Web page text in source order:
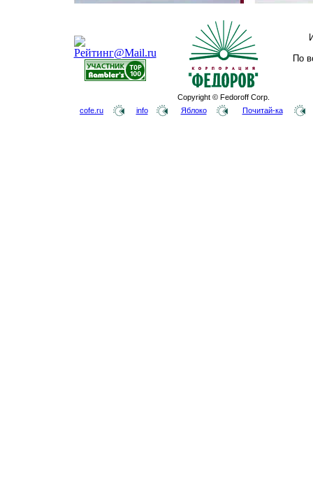
Copyright © Fedoroff Corp.
По
cofe.ru info Яблоко Почитай-ка